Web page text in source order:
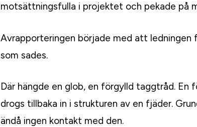
motsättningsfulla i projektet och pekade på
Avrapporteringen började med att
som sades.
Där hängde en glob, en förgylld taggtråd.
drogs tillbaka in i strukturen av en fjäder.
ändå ingen kontakt med den.